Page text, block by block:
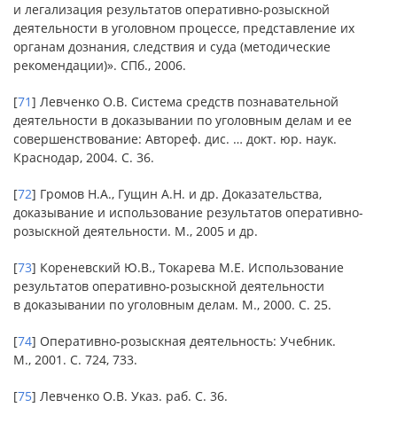
и легализация результатов оперативно-розыскной
деятельности в уголовном процессе, представление их
органам дознания, следствия и суда (методические
рекомендации)». СПб., 2006.
[71] Левченко О.В. Система средств познавательной
деятельности в доказывании по уголовным делам и ее
совершенствование: Автореф. дис. … докт. юр. наук.
Краснодар, 2004. С. 36.
[72] Громов Н.А., Гущин А.Н. и др. Доказательства,
доказывание и использование результатов оперативно-
розыскной деятельности. М., 2005 и др.
[73] Кореневский Ю.В., Токарева М.Е. Использование
результатов оперативно-розыскной деятельности
в доказывании по уголовным делам. М., 2000. С. 25.
[74] Оперативно-розыскная деятельность: Учебник.
М., 2001. С. 724, 733.
[75] Левченко О.В. Указ. раб. С. 36.